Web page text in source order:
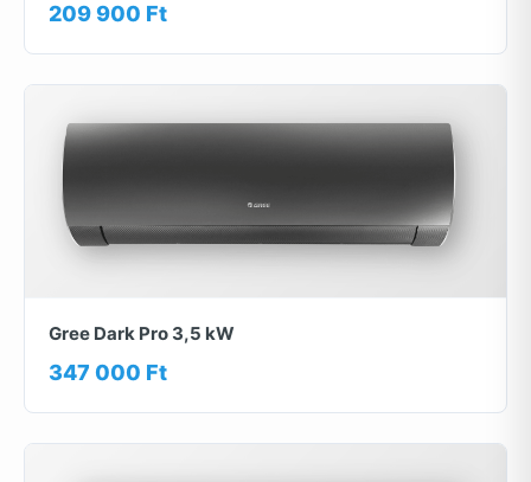
209 900 Ft
Gree Dark Pro 3,5 kW
347 000 Ft